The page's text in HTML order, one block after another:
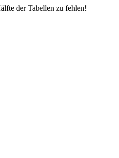
der Tabellen zu fehlen!